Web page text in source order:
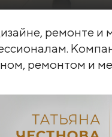
ремонте
ремонтом и